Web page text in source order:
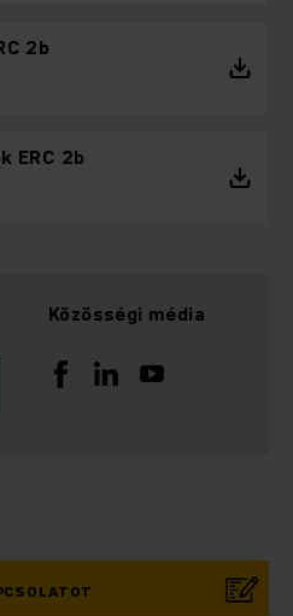
2b
ERC 2b
Közösségi média